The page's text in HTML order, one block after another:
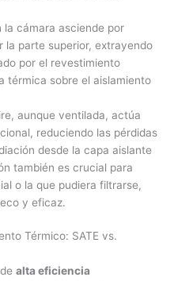
la cámara asciende por
parte superior, extrayendo
por el revestimiento
térmica sobre el aislamiento
aunque ventilada, actúa
reduciendo las pérdidas
desde la capa aislante
también es crucial para
o la que pudiera filtrarse,
y eficaz.
Térmico: SATE vs.
alta eficiencia